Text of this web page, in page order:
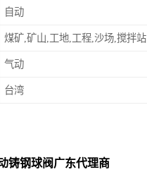
自动
煤矿,矿山,工地,工程,沙场,搅拌站
气动
台湾
铸钢球阀广东代理商